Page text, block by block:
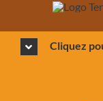
contenu
Cliquez